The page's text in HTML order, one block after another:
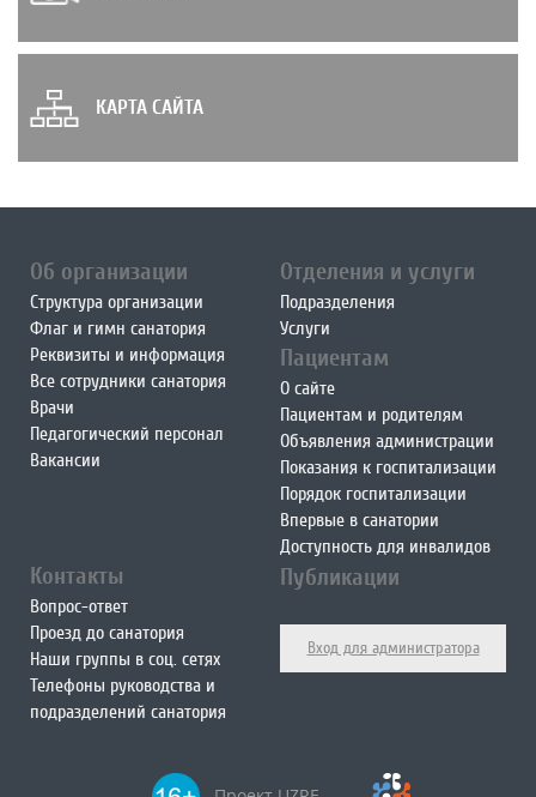
КАРТА САЙТА
Об организации
Структура организации
Флаг и гимн санатория
Реквизиты и информация
Все сотрудники санатория
Врачи
Педагогический персонал
Вакансии
Отделения и услуги
Подразделения
Услуги
Пациентам
О сайте
Пациентам и родителям
Объявления администрации
Показания к госпитализации
Порядок госпитализации
Впервые в санатории
Доступность для инвалидов
Контакты
Вопрос-ответ
Проезд до санатория
Наши группы в соц. сетях
Телефоны руководства и
подразделений санатория
Публикации
Вход для администратора